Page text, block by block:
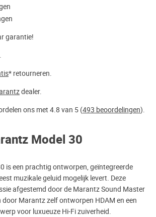
garantie!
* retourneren.
dealer.
ons met 4.8 van 5 (493 beoordelingen).
Model 30
is een prachtig ontworpen, geïntegreerde
muzikale geluid mogelijk levert. Deze
afgestemd door de Marantz Sound Master
door Marantz zelf ontworpen HDAM en een
voor luxueuze Hi-Fi zuiverheid.